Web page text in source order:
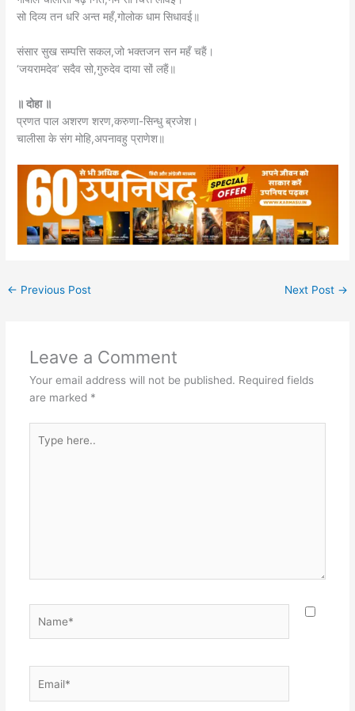
सो दिव्य तन धरि अन्त महँ,गोलोक धाम सिधावई॥
संसार सुख सम्पत्ति सकल,जो भक्तजन सन महँ चहैं।
‘जयरामदेव’ सदैव सो,गुरुदेव दाया सों लहैं॥
॥ दोहा ॥
प्रणत पाल अशरण शरण,करुणा-सिन्धु ब्रजेश।
चालीसा के संग मोहि,अपनावहु प्राणेश॥
← Previous Post Next Post →
Leave a Comment
Your email address will not be published. Required fields
are marked *
here..